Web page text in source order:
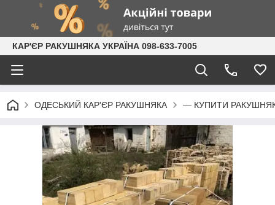
КАР'ЄР РАКУШНЯКА УКРАЇНА 098-633-7005
ОДЕСЬКИЙ КАР'ЄР РАКУШНЯКА — КУПИТИ РАКУШНЯК